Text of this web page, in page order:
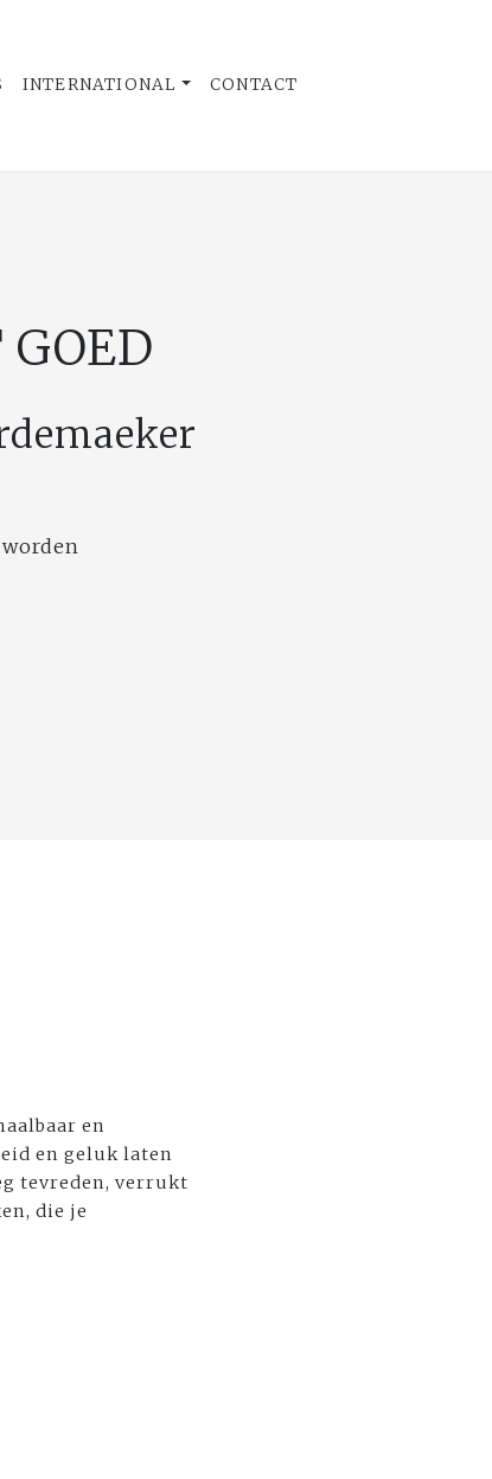
INTERNATIONAL CONTACT
en
en geluk laten
tevreden, verrukt
die je